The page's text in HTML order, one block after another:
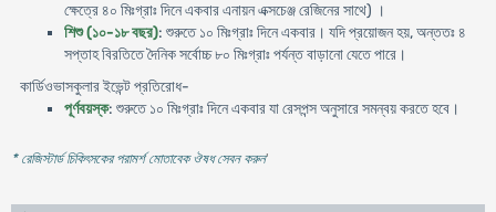
ক্ষেত্রে ৪০ মিঃগ্রাঃ দিনে একবার এনায়ন এক্সচেঞ্জ রেজিনের সাথে) ।
শিশু (১০-১৮ বছর): শুরুতে ১০ মিঃগ্রাঃ দিনে একবার। যদি প্রয়োজন হয়, অন্ততঃ ৪
সপ্তাহ বিরতিতে দৈনিক সর্বোচ্চ ৮০ মিঃগ্রাঃ পর্যন্ত বাড়ানো যেতে পারে।
কার্ডিওভাসকুলার ইভেন্ট প্রতিরোধ-
পূর্ণবয়স্ক: শুরুতে ১০ মিঃগ্রাঃ দিনে একবার যা রেসপন্স অনুসারে সমন্বয় করতে হবে।
* রেজিস্টার্ড চিকিৎসকের পরামর্শ মোতাবেক ঔষধ সেবন করুন'